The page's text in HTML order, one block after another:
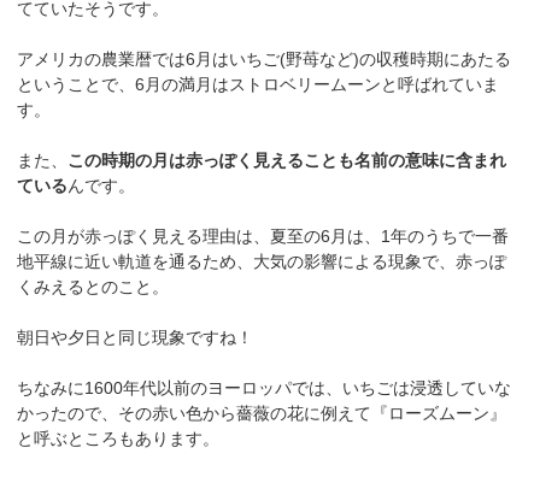
てていたそうです。
アメリカの農業暦では6月はいちご(野苺など)の収穫時期にあたる
ということで、6月の満月はストロベリームーンと呼ばれていま
す。
また、 この時期の月は赤っぽく見えることも名前の意味に含まれ
ているんです。
この月が赤っぽく見える理由は、夏至の6月は、1年のうちで一番
地平線に近い軌道を通るため、大気の影響による現象で、赤っぽ
くみえるとのこと。
朝日や夕日と同じ現象ですね！
ちなみに1600年代以前のヨーロッパでは、いちごは浸透していな
かったので、その赤い色から薔薇の花に例えて『ローズムーン』
と呼ぶところもあります。